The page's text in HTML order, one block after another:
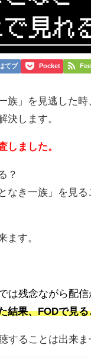
てブ Pocket
族」を見逃した
決します。
しました。
？
なき一族」を見
ます。
残念ながら配信
結果、FODで見
することは出来ま